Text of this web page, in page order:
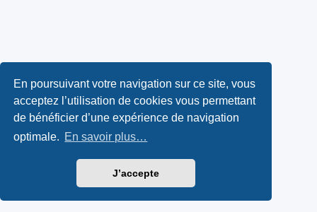
En poursuivant votre navigation sur ce site, vous
acceptez l’utilisation de cookies vous permettant
de bénéficier d’une expérience de navigation
optimale. En savoir plus…
J’accepte